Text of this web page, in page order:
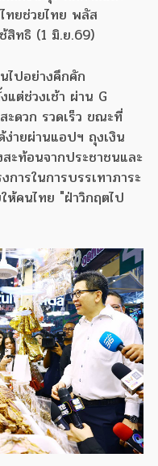
ทยช่วยไทย พลัส
สิทธิ (1 มิ.ย.69)
ไปอย่างคึกคัก
ต่ช่วงเช้า ผ่าน G
ดวก รวดเร็ว ขณะที่
ง่ายผ่านแอปฯ ถุงเงิน
ะท้อนจากประชาชนและ
ารในการบรรเทาภาระ
ห้คนไทย "ฝ่าวิกฤตไป